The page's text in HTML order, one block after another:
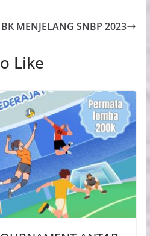
MENJELANG SNBP 2023
Like